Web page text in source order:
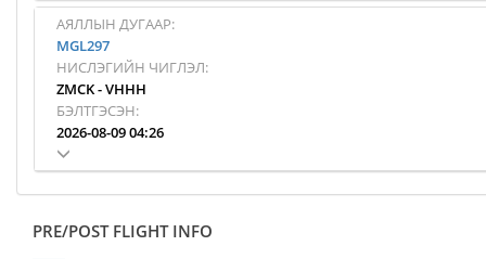
АЯЛЛЫН ДУГААР:
MGL297
НИСЛЭГИЙН ЧИГЛЭЛ:
ZMCK-VHHH
БЭЛТГЭСЭН:
2026-08-09 04:26
PRE/POST FLIGHT INFO